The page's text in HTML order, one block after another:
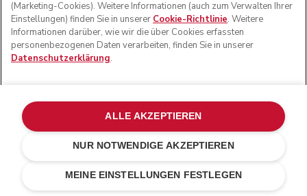
CHF 89.25 einsparen CHF 29.75
CHF
100 % sichere Zahlung
(Marketing-Cookies). Weitere Informationen (auch zum Verwalten Ihrer
Einstellungen) finden Sie in unserer Cookie-Richtlinie. Weitere
Informationen darüber, wie wir die über Cookies erfassten
personenbezogenen Daten verarbeiten, finden Sie in unserer
Datenschutzerklärung.
MEINE EINSTELLUNGEN FESTLEGEN
NUR NOTWENDIGE AKZEPTIEREN
ALLE AKZEPTIEREN